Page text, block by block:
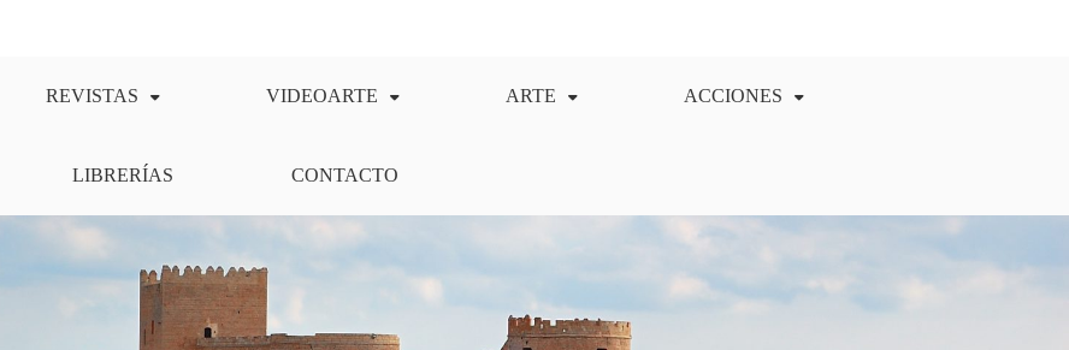
REVISTAS VIDEOARTE ARTE ACCIONES
LIBRERÍAS CONTACTO